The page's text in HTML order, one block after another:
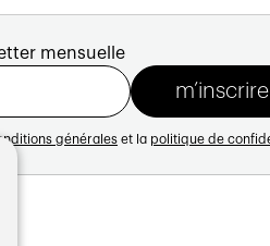
mensuelle
générales et la politique de